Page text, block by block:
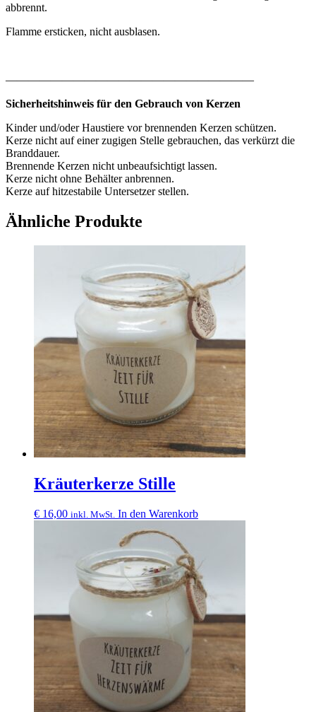
abbrennt.
Flamme ersticken, nicht ausblasen.
——————————————————————
Sicherheitshinweis für den Gebrauch von Kerzen
Kinder und/oder Haustiere vor brennenden Kerzen schützen.
Kerze nicht auf einer zugigen Stelle gebrauchen, das verkürzt die
Branddauer.
Brennende Kerzen nicht unbeaufsichtigt lassen.
Kerze nicht ohne Behälter anbrennen.
Kerze auf hitzestabile Untersetzer stellen.
Ähnliche Produkte
Kräuterkerze Stille
€ 16,00 inkl. MwSt. In den Warenkorb